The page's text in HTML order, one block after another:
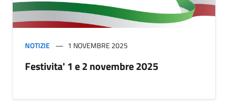
NOTIZIE 1 NOVEMBRE 2025
Festivita' 1 e 2 novembre 2025